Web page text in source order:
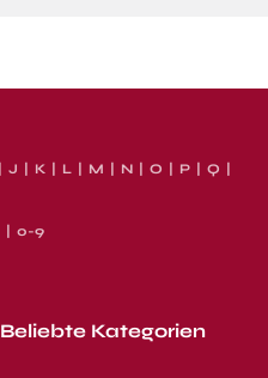
J K L M N O P Q
0-9
Beliebte Kategorien